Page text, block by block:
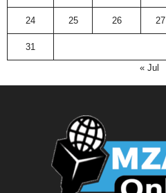
24 25 26 27
31
« Jul